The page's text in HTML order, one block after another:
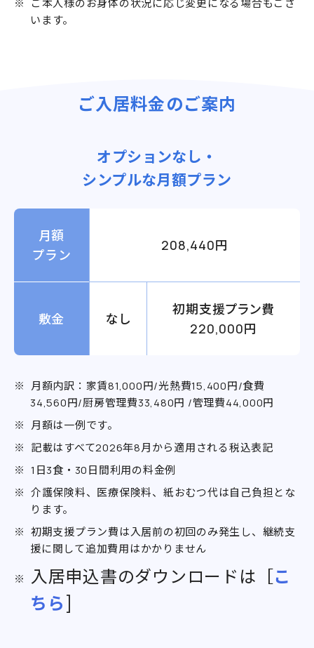
ご本人様のお身体の状況に応じ変更になる場合もござ
います。
ご入居料金のご案内
オプションなし・
シンプルな月額プラン
月額
プラン
208,440円
敷金 なし
初期支援プラン費
220,000円
月額内訳：家賃81,000円/光熱費15,400円/食費
34,560円/厨房管理費33,480円 /管理費44,000円
月額は一例です。
記載はすべて2026年8月から適用される税込表記
1日3食・30日間利用の料金例
介護保険料、医療保険料、紙おむつ代は自己負担とな
ります。
初期支援プラン費は入居前の初回のみ発生し、継続支
援に関して追加費用はかかりません
入居申込書のダウンロードは［こ
ちら]